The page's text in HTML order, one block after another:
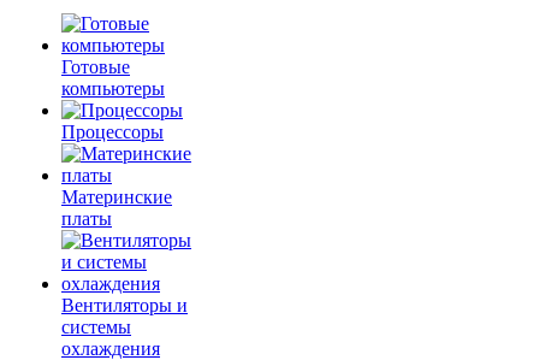
Готовые
компьютеры
Процессоры
Материнские
платы
Вентиляторы и
системы
охлаждения